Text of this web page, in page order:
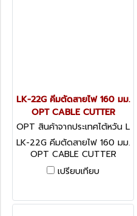
LK-22G คีมตัดสายไฟ 160 มม.
OPT CABLE CUTTER
OPT สินค้าจากประเทศไต้หวัน L
K-22G
LK-22G คีมตัดสายไฟ 160 มม.
OPT CABLE CUTTER
เปรียบเทียบ